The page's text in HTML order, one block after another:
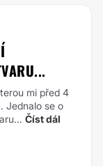
mi před 4
Jednalo se o
Číst dál